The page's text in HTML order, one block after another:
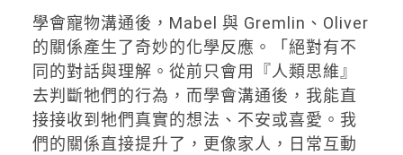
學會寵物溝通後，Mabel 與 Gremlin、Oliver
的關係產生了奇妙的化學反應。「絕對有不
同的對話與理解。從前只會用『人類思維』
去判斷牠們的行為，而學會溝通後，我能直
接接收到牠們真實的想法、不安或喜愛。我
們的關係直接提升了，更像家人，日常互動